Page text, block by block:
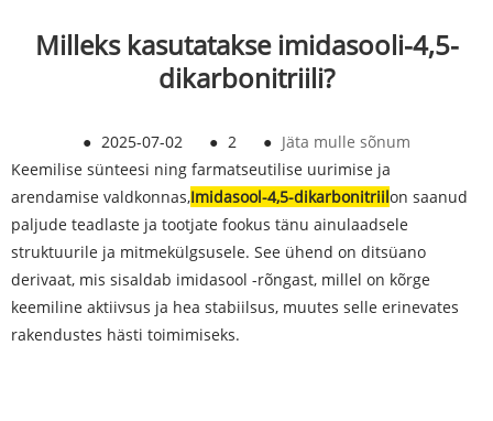
Milleks kasutatakse imidasooli-4,5-
dikarbonitriili?
● 2025-07-02 ● 2 ● Jäta mulle sõnum
Keemilise sünteesi ning farmatseutilise uurimise ja
arendamise valdkonnas,Imidasool-4,5-dikarbonitriilon saanud
paljude teadlaste ja tootjate fookus tänu ainulaadsele
struktuurile ja mitmekülgsusele. See ühend on ditsüano
derivaat, mis sisaldab imidasool -rõngast, millel on kõrge
keemiline aktiivsus ja hea stabiilsus, muutes selle erinevates
rakendustes hästi toimimiseks.